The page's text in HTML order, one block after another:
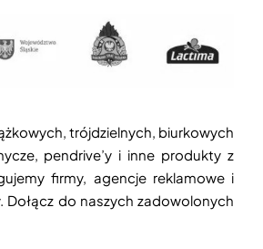
trójdzielnych, biurkowych
pendrive’y i inne produkty z
firmy, agencje reklamowe i
do naszych zadowolonych